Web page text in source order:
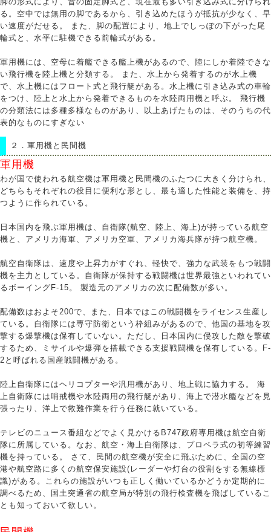
る。空中では無用の脚であるから、引き込めたほうが抵抗が少なく、早
い速度がだせる。 また、脚の配置により、地上でしっぽの下がった尾
輪式と、水平に駐機できる前輪式がある。
軍用機には、空母に着艦できる艦上機があるので、陸にしか着陸できな
い飛行機を陸上機と分類する。 また、水上から発着するのが水上機
で、水上機にはフロート式と飛行艇がある。水上機に引き込み式の車輪
をつけ、陸上と水上から発着できるものを水陸両用機と呼ぶ。 飛行機
の分類法には多種多様なものがあり、以上あげたものは、そのうちの代
表的なものにすぎない
２． 軍用機と民間機
軍用機
わが国で使われる航空機は軍用機と民間機のふたつに大きく分けられ、
どちらもそれぞれの役目に便利な形とし、最も適した性能と装備を、持
つように作られている。
日本国内を飛ぶ軍用機は、自衛隊(航空、陸上、海上)が持っている航空
機と、アメリカ海軍、アメリカ空軍、アメリカ海兵隊が持つ航空機。
航空自衛隊は、速度や上昇力がすぐれ、軽快で、強力な武装をもつ戦闘
機を主力としている。自衛隊が保持する戦闘機は世界最強といわれてい
るボーイングF-15。 製造元のアメリカの次に配備数が多い。
配備数はおよそ200で、また、日本ではこの戦闘機をライセンス生産し
ている。自衛隊には専守防衛という枠組みがあるので、他国の基地を攻
撃する爆撃機は保有していない。ただし、日本国内に侵攻した敵を撃破
するため、ミサイルや爆弾を搭載できる支援戦闘機を保有している。F-
2と呼ばれる国産戦闘機がある。
陸上自衛隊にはヘリコプターや汎用機があり、地上戦に協力する。 海
上自衛隊には哨戒機や水陸両用の飛行艇があり、海上で潜水艦などを見
張ったり、洋上で救難作業を行う任務に就いている。
テレビのニュース番組などでよく見かけるB747政府専用機は航空自衛
隊に所属している。なお、航空・海上自衛隊は、プロペラ式の初等練習
機を持っている。 さて、民間の航空機が安全に飛ぶために、全国の空
港や航空路に多くの航空保安施設(レーダーや灯台の役割をする無線標
識)がある。これらの施設がいつも正しく働いているかどうか定期的に
調べるため、国土突通省の航空局が特別の飛行検査機を飛ばしているこ
とも知っておいて欲しい。